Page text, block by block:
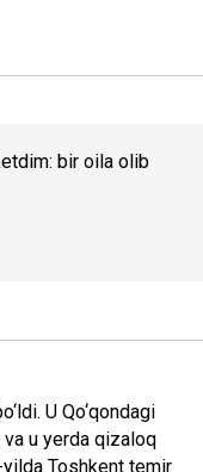
bir oila olib
U Qo‘qondagi
u yerda qizaloq
yilda Toshkent temir